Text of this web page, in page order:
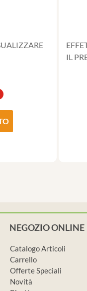
IL
NEGOZIO ONLINE
Catalogo Articoli
Carrello
Offerte Speciali
Novità